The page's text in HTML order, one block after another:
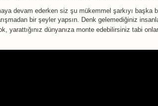
devam ederken siz şu mükemmel şarkıyı başka
bir şeyler yapsın. Denk gelemediğiniz
yarattığınız dünyanıza monte edebilirsiniz tabi